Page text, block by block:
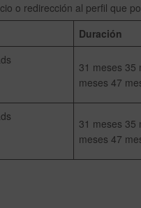
o redirección al perfil que
Duración
31 meses 35
meses 47
31 meses 35
meses 47